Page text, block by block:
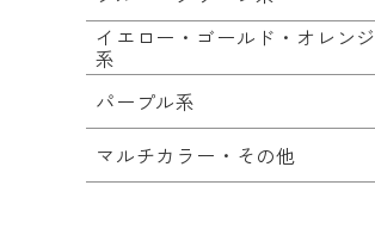
イエロー・ゴールド・オレンジ
系
パープル系
マルチカラー・その他